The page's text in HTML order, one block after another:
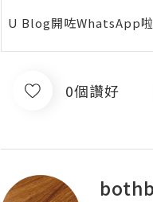
U Blog開咗WhatsApp啦
0個讚好